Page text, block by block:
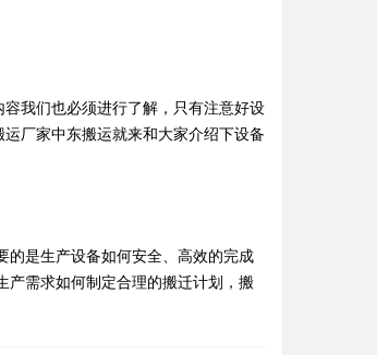
我们也必须进行了解，只有注意好设
厂家中东搬运就来和大家介绍下设备
的是生产设备如何安全、高效的完成
产需求如何制定合理的搬迁计划，搬